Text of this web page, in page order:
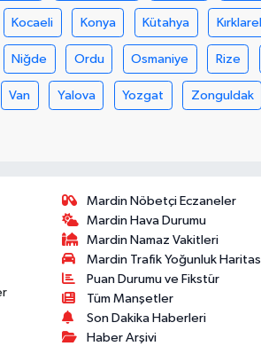
Kocaeli Konya Kütahya
Niğde Ordu Osmaniye Rize
Van Yalova Yozgat Zonguldak
Mardin Nöbetçi Eczaneler
Mardin Hava Durumu
Mardin Namaz Vakitleri
Mardin Trafik Yoğunluk
Puan Durumu ve Fikstür
Tüm Manşetler
Son Dakika Haberleri
Haber Arşivi